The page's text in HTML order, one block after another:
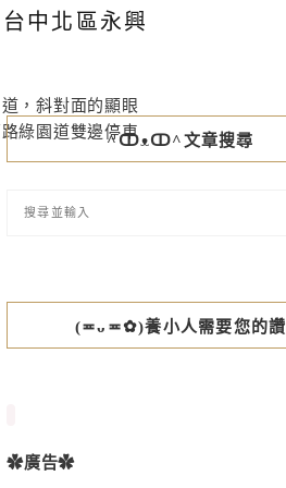
中北區永興
，斜對面的顯眼
綠園道雙邊停車^ↀᴥↀ^文章搜尋
(≖ᴗ≖✿)養小人需要您的讚
✿廣告✿